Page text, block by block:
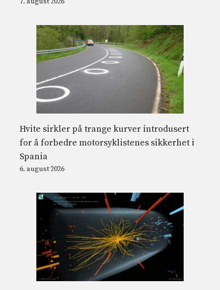
Hvite sirkler på trange kurver introdusert
for å forbedre motorsyklistenes sikkerhet i
Spania
6. august 2026